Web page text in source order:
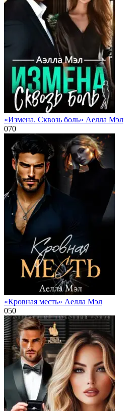
«Измена. Сквозь боль» Аелла Мэл
070
«Кровная месть» Аелла Мэл
050